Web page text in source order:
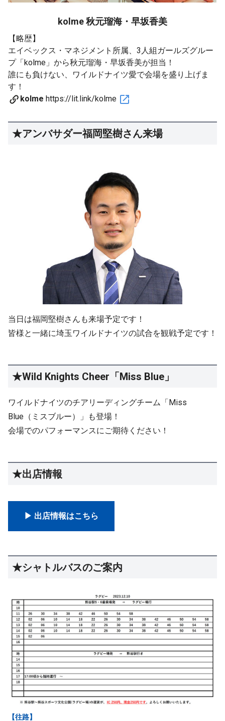
kolme 秋元瑠海・早坂香美
【略歴】
エイベックス・マネジメント所属、3人組ガールズグルー
プ「kolme」から秋元瑠海・早坂香美が担当！
誰にも負けない、ワイルドナイツ愛で会場を盛り上げま
す！
kolme https://lit.link/kolme
★アンバサダー福岡堅樹さん来場
当日は福岡堅樹さんも来場予定です！
皆様と一緒に埼玉ワイルドナイツの試合を観戦予定です！
★Wild Knights Cheer「Miss Blue」
ワイルドナイツのチアリーディングチーム「Miss
Blue（ミスブルー）」も登場！
会場でのパフォーマンスにご期待ください！
★出店情報
▶ 出店情報はこちら
★シャトルバスのご案内
【往路】